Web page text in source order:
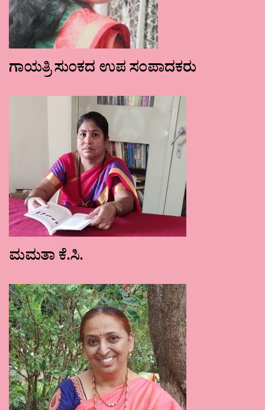
ಗಾಯತ್ರಿ ಸುಂಕದ ಉಪ ಸಂಪಾದಕರು
ಮಮತಾ ಕೆ.ಸಿ.